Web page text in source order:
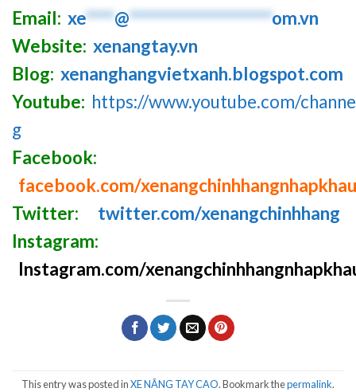
Email: xe****@********************om.vn
Website: xenangtay.vn
Blog: xenanghangvietxanh.blogspot.com
Youtube: https://www.youtube.com/
g
Facebook:
facebook.com/xenangchinhhangnhapkhau
Twitter:
twitter.com/xenangchinhhang
Instagram:
Instagram.com/
This entry was posted inXE NÂNG TAY CAO. Bookmark thepermalink.